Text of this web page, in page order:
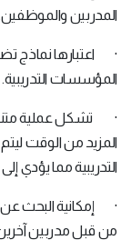
المدربين والموظفين.
· اعتبارها نماذج
المؤسسات التدريبية.
· تشكل عملية
المزيد من الوقت
التدريبية مما يؤدي
· إمكانية البحث
من قبل مدربين